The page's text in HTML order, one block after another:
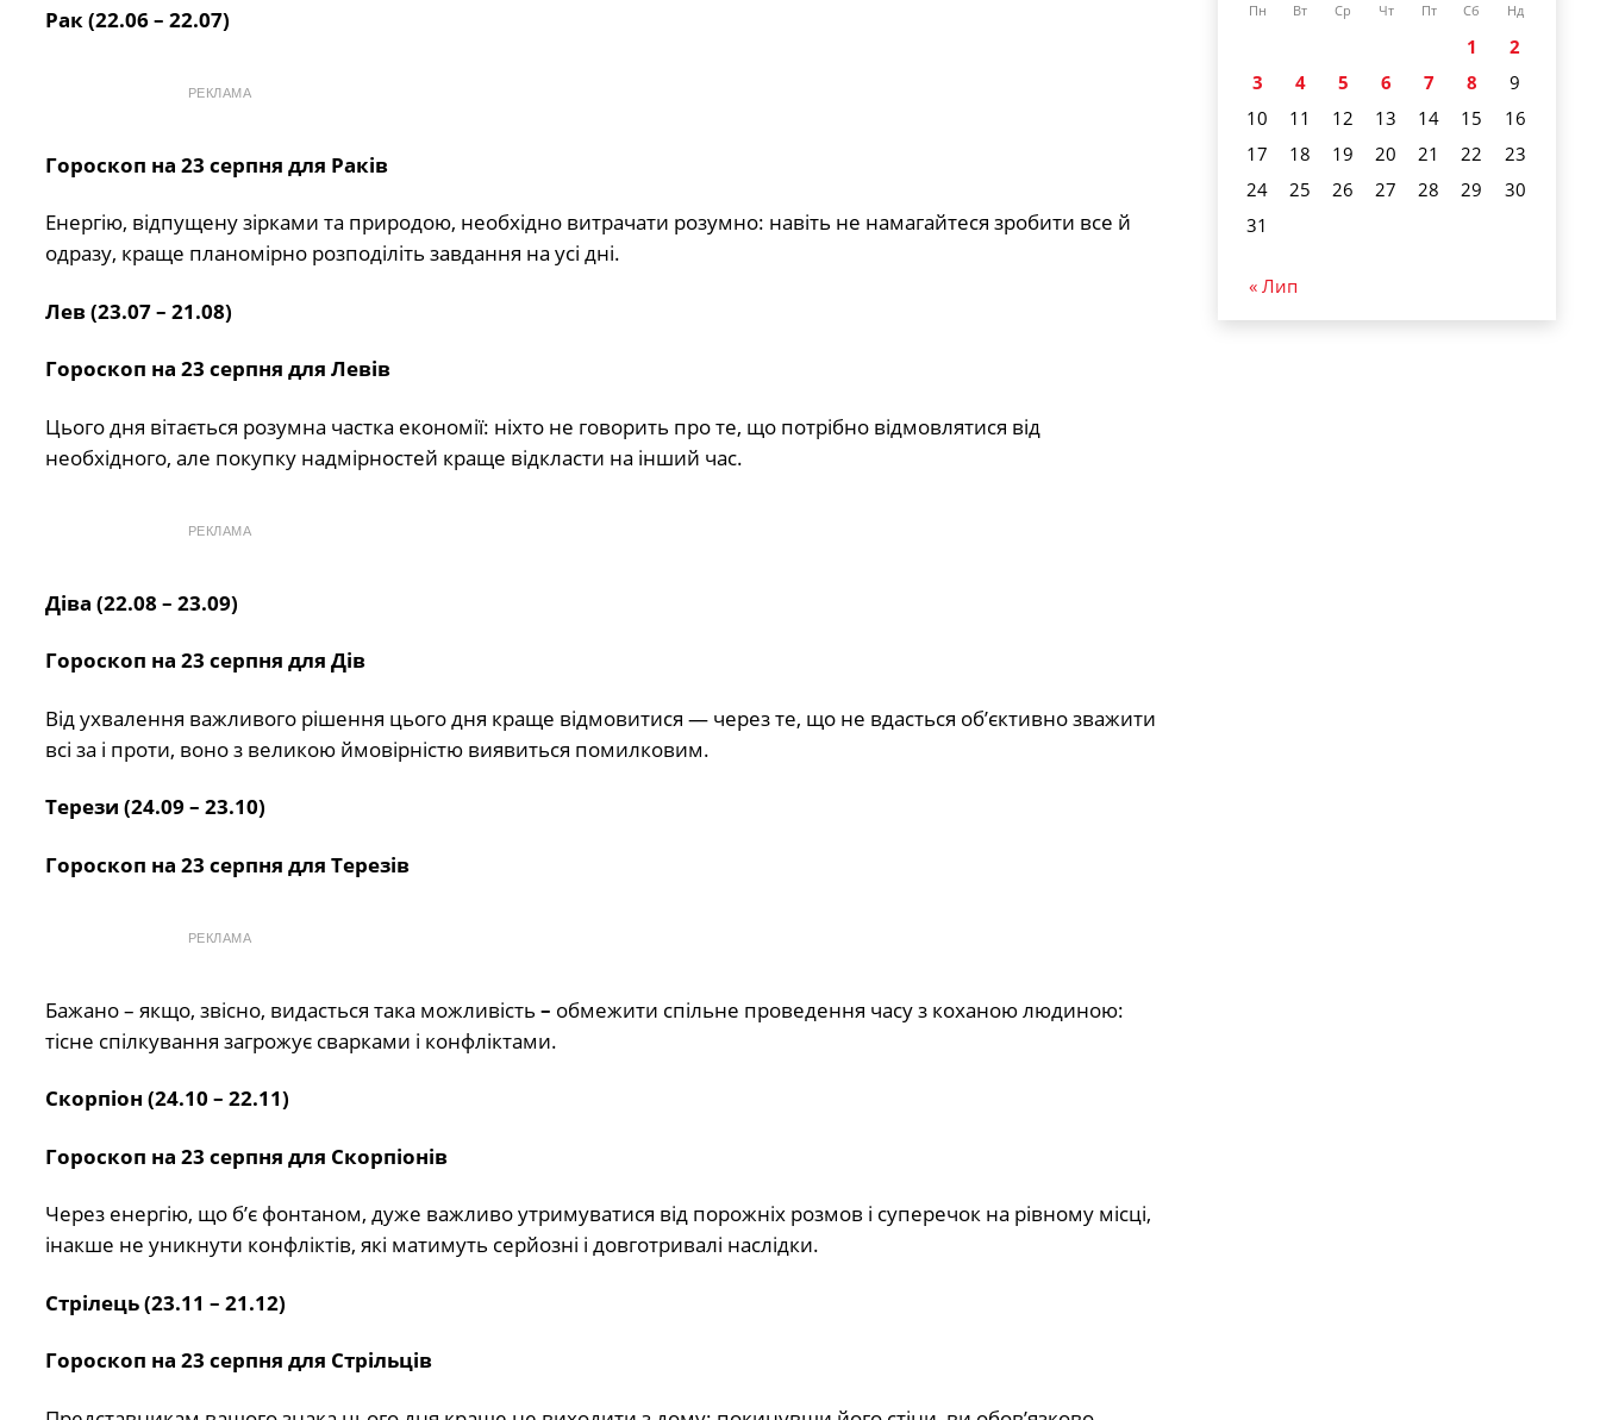
Рак (22.06 – 22.07)
РЕКЛАМА
Гороскоп на 23 серпня для Раків
Енергію, відпущену зірками та природою, необхідно витрачати розумно: навіть не намагайтеся зробити все й
одразу, краще планомірно розподіліть завдання на усі дні.
Лев (23.07 – 21.08)
Гороскоп на 23 серпня для Левів
Цього дня вітається розумна частка економії: ніхто не говорить про те, що потрібно відмовлятися від
необхідного, але покупку надмірностей краще відкласти на інший час.
РЕКЛАМА
Діва (22.08 – 23.09)
Гороскоп на 23 серпня для Дів
Від ухвалення важливого рішення цього дня краще відмовитися — через те, що не вдасться об’єктивно зважити
всі за і проти, воно з великою ймовірністю виявиться помилковим.
Терези (24.09 – 23.10)
Гороскоп на 23 серпня для Терезів
РЕКЛАМА
Бажано – якщо, звісно, видасться така можливість – обмежити спільне проведення часу з коханою людиною:
тісне спілкування загрожує сварками і конфліктами.
Скорпіон (24.10 – 22.11)
Гороскоп на 23 серпня для Скорпіонів
Через енергію, що б’є фонтаном, дуже важливо утримуватися від порожніх розмов і суперечок на рівному місці,
інакше не уникнути конфліктів, які матимуть серйозні і довготривалі наслідки.
Стрілець (23.11 – 21.12)
Гороскоп на 23 серпня для Стрільців
Пн Вт Ср Чт Пт Сб Нд
1
2
3
4 5 6 7 8
9
10
11 12 13 14 15
16
17
18 19 20 21 22
23
24
25 26 27 28 29
30
31
« Лип